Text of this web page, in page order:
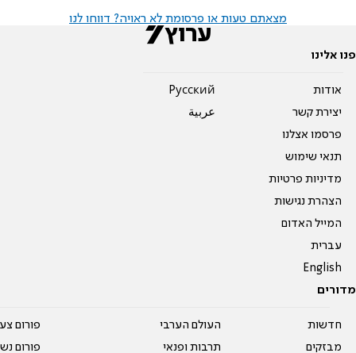
מצאתם טעות או פרסומת לא ראויה? דווחו לנו
פנו אלינו
אודות
יצירת קשר
פרסמו אצלנו
תנאי שימוש
מדיניות פרטיות
הצהרת נגישות
המייל האדום
עברית
English
Pусский
عربية
מדורים
חדשות
מבזקים
העולם הערבי
תרבות ופנאי
פורום
פורום